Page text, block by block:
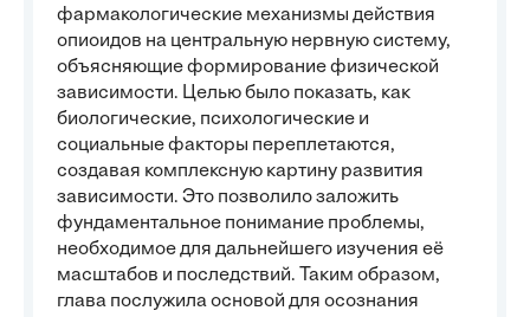
фармакологические механизмы действия
опиоидов на центральную нервную систему,
объясняющие формирование физической
зависимости. Целью было показать, как
биологические, психологические и
социальные факторы переплетаются,
создавая комплексную картину развития
зависимости. Это позволило заложить
фундаментальное понимание проблемы,
необходимое для дальнейшего изучения её
масштабов и последствий. Таким образом,
глава послужила основой для осознания